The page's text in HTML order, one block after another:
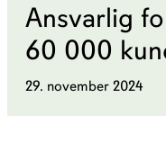
Ansvarlig
60 000
29. november 2024